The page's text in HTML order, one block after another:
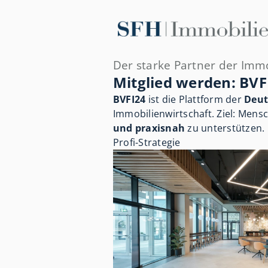
Der starke Partner der
Mitglied werden:
BVFI24 ist die Plattform der
Immobilienwirtschaft. Ziel:
und praxisnah zu unterstützen.
Profi-Strategie